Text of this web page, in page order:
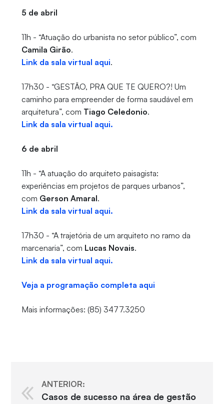
5 de abril
11h - “Atuação do urbanista no setor público”, com
Camila Girão.
Link da sala virtual aqui.
17h30 - “GESTÃO, PRA QUE TE QUERO?! Um
caminho para empreender de forma saudável em
arquitetura”, com Tiago Celedonio.
Link da sala virtual aqui.
6 de abril
11h - “A atuação do arquiteto paisagista:
experiências em projetos de parques urbanos”,
com Gerson Amaral.
Link da sala virtual aqui.
17h30 - “A trajetória de um arquiteto no ramo da
marcenaria”, com Lucas Novais.
Link da sala virtual aqui.
Veja a programação completa aqui
Mais informações: (85) 3477.3250
ANTERIOR:
Casos de sucesso na área de gestão